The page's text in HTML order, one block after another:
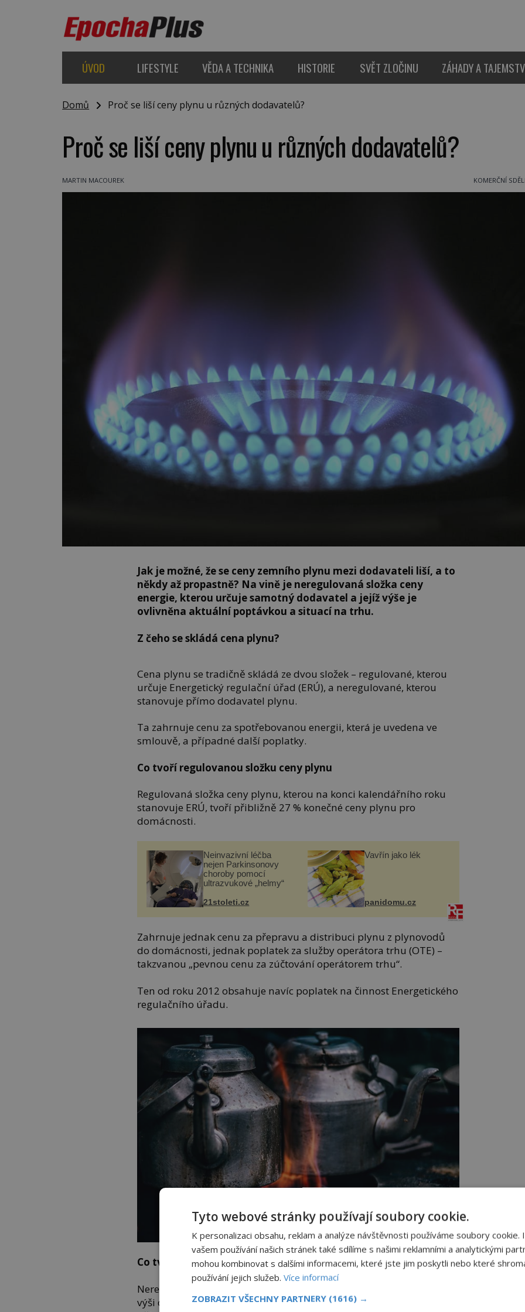
ÚVOD LIFESTYLE VĚDA A TECHNIKA HISTORIE SVĚT ZLOČINU ZÁHADY A
Domů Proč se liší ceny plynu u různých dodavatelů?
Proč se liší ceny plynu u různých dodavatelů?
MARTIN MACOUREK KOMERČNÍ
Jak je možné, že se ceny zemního plynu mezi dodavateli liší, a to
někdy až propastně? Na vině je neregulovaná složka ceny
energie, kterou určuje samotný dodavatel a jejíž výše je
ovlivněna aktuální poptávkou a situací na trhu.
Z čeho se skládá cena plynu?
Cena plynu se tradičně skládá ze dvou složek – regulované, kterou
určuje Energetický regulační úřad (ERÚ), a neregulované, kterou
stanovuje přímo dodavatel plynu.
Ta zahrnuje cenu za spotřebovanou energii, která je uvedena ve
smlouvě, a případné další poplatky.
Co tvoří regulovanou složku ceny plynu
Regulovaná složka ceny plynu, kterou na konci kalendářního roku
stanovuje ERÚ, tvoří přibližně 27 % konečné ceny plynu pro
domácnosti.
Neinvazivní léčba
nejen Parkinsonovy
choroby pomocí
ultrazvukové „helmy“
21stoleti.cz
Vavřín jako lék
panidomu.cz
Zahrnuje jednak cenu za přepravu a distribuci plynu z plynovodů
do domácnosti, jednak poplatek za služby operátora trhu (OTE) –
takzvanou „pevnou cenu za zúčtování operátorem trhu“.
Ten od roku 2012 obsahuje navíc poplatek na činnost Energetického
regulačního úřadu.
Co tvoří neregulovanou složku ceny plynu
Neregulovaná složka je stanovena přímo vaším dodavatelem a její
výši ovlivňuje aktuální poptávka a situace na trhu. Skládá se z
Tyto webové stránky používají soubory cookie.
K personalizaci obsahu, reklam a analýze návštěvnosti používáme soubory cookie.
vašem používání našich stránek také sdílíme s našimi reklamními a analytickými
mohou kombinovat s dalšími informacemi, které jste jim poskytli nebo které
používání jejich služeb. Více informací
ZOBRAZIT VŠECHNY PARTNERY (1616) →